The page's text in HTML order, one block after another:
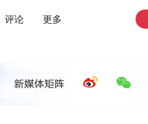
评论 更多